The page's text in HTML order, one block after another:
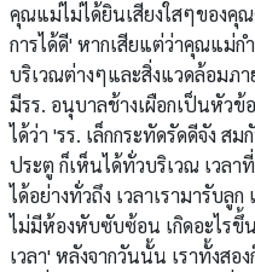
คุณแม่ไม่ได้ยินเสียงใสๆของคุ
การได้ดี' หากเสียแต่ว่าคุณแม่ก
บริเวณต่างๆและสิ่งแวดล้อมภา
มีรร. อนุบาลช้างเผือกเป็นหัว
ได้ว่า 'รร. เล็กกระทัดรัดดีจัง ส
ประตู ก็เห็นได้ทั่วบริเวณ เวลา
ได้อย่างทั่วถึง เวลาเรามารับลู
ไม่มีห้องหับซับซ้อน เกิดอะไรขึ้
เวลา' หลังจากวันนั้น เราทั้งสอ